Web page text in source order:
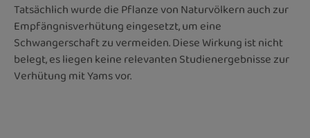
Tatsächlich wurde die Pflanze von Naturvölkern auch zur
Empfängnisverhütung eingesetzt, um eine
Schwangerschaft zu vermeiden. Diese Wirkung ist nicht
belegt, es liegen keine relevanten Studienergebnisse zur
Verhütung mit Yams vor.